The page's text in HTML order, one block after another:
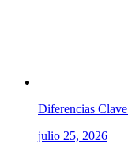
Diferencias
julio 25, 2026